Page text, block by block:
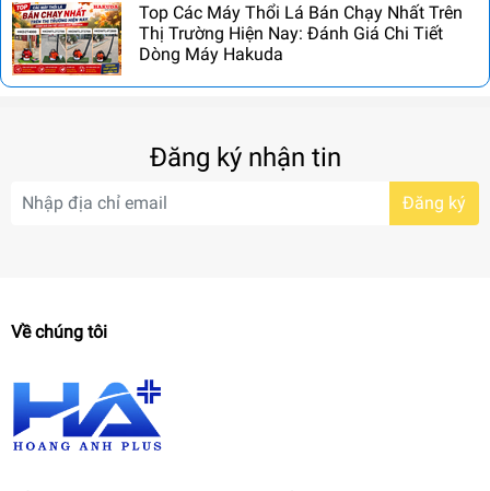
Top Các Máy Thổi Lá Bán Chạy Nhất Trên
Thị Trường Hiện Nay: Đánh Giá Chi Tiết
Dòng Máy Hakuda
Đăng ký nhận tin
Đăng ký
Về chúng tôi